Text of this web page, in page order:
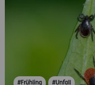
#Frühling #Unfall